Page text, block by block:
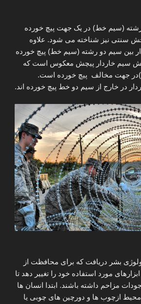
(سیم خط) در یک جهت پیچ خورده
سنتی نیز شناخته می شود. علاوه
بین سیم دو رشته (سیم خط) پیچ خورده
سیم خاردار پیچش معکوس است که
جهت مخالف پیچ خورده است.
در خارج از سیم دو خط پیچ خورده اند.
بشر دریافت که برای محافظت از
مورد استفاده خود را تغییر دهد تا
مزاحم داشته باشند. ابتدا انسان ها
ازچوب ها و دورچین های چوبی یا